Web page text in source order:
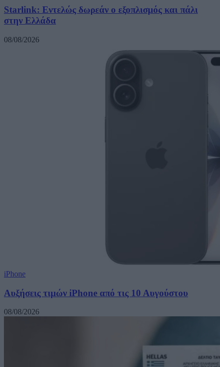
Starlink: Εντελώς δωρεάν ο εξοπλισμός και πάλι
στην Ελλάδα
08/08/2026
iPhone
Αυξήσεις τιμών iPhone από τις 10 Αυγούστου
08/08/2026